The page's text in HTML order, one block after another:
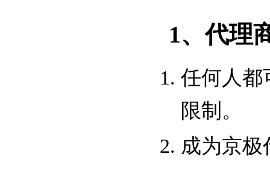
1、代理
任何人都
限制。
成为京